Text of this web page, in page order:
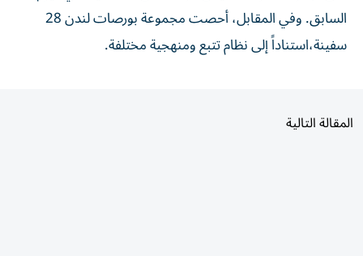
السابق. وفي المقابل، أحصت مجموعة بورصات لندن 28
سفينة،استناداً إلى نظام تتبع ومنهجية مختلفة.
المقالة التالية